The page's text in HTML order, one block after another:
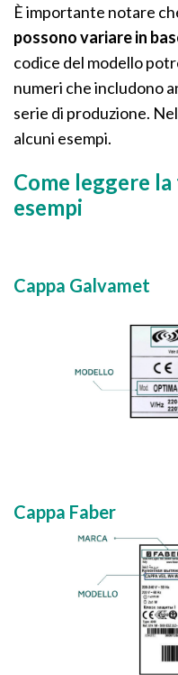
È importante notare
possono variare in
codice del modello
numeri che includono
serie di produzione.
alcuni esempi.
Come leggere
esempi
Cappa Galvamet
Cappa Faber